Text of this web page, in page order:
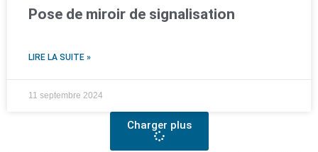
Pose de miroir de signalisation
LIRE LA SUITE »
11 septembre 2024
Charger plus